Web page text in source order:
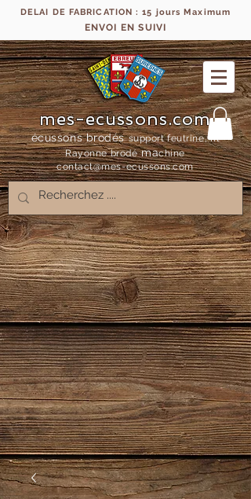
DELAI DE FABRICATION : 15 jours Maximum
ENVOI EN SUIVI
mes-ecussons.com
écussons brodés support feutrine, fil
Rayonne brodémachine
contact@mes-ecussons.com